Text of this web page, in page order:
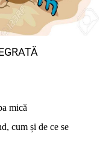
mică
cum și de ce se